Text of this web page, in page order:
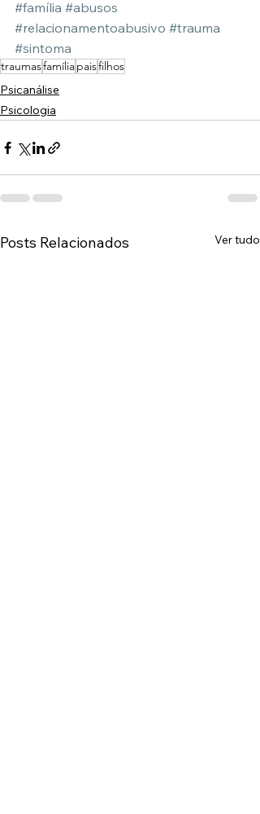
#família #abusos
#relacionamentoabusivo #trauma
#sintoma
traumasfamíliapaisfilhos
Psicanálise
Psicologia
Posts Relacionados Ver tudo